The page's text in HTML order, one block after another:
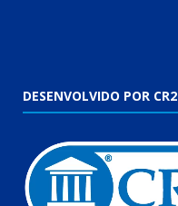
DESENVOLVIDO POR CR2